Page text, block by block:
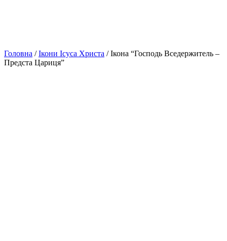
Головна /Ікони Ісуса Христа / Ікона “Господь Вседержитель –
Предста Цариця”